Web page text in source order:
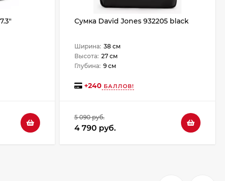
Сумка David Jones 932205 black
Ширина: 38 см
Высота: 27 см
Глубина: 9 см
+240 БАЛЛОВ!
5 090 руб.
4 790 руб.